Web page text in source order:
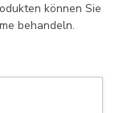
können Sie
behandeln.